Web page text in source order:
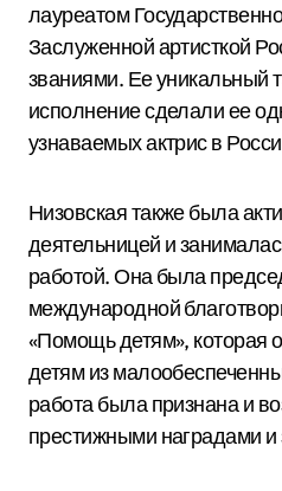
лауреатом
Заслуженной артисткой
званиями. Ее уникальный
исполнение сделали ее
узнаваемых актрис в
Низовская также была
деятельницей и
работой. Она была
международной
«Помощь детям», которая
детям из
работа была признана и
престижными наградами и